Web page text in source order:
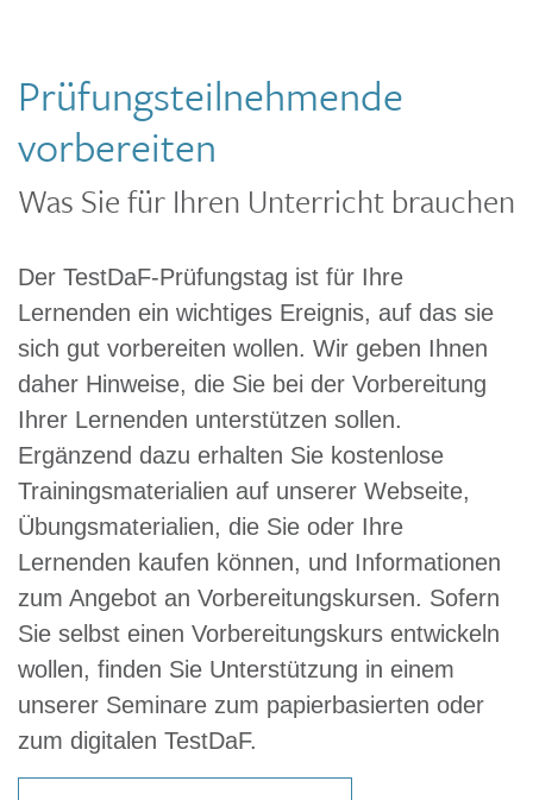
Prüfungsteilnehmende
vorbereiten
Was Sie für Ihren Unterricht brauchen
Der TestDaF-Prüfungstag ist für Ihre
Lernenden ein wichtiges Ereignis, auf das sie
sich gut vorbereiten wollen. Wir geben Ihnen
daher Hinweise, die Sie bei der Vorbereitung
Ihrer Lernenden unterstützen sollen.
Ergänzend dazu erhalten Sie kostenlose
Trainingsmaterialien auf unserer Webseite,
Übungsmaterialien, die Sie oder Ihre
Lernenden kaufen können, und Informationen
zum Angebot an Vorbereitungskursen. Sofern
Sie selbst einen Vorbereitungskurs entwickeln
wollen, finden Sie Unterstützung in einem
unserer Seminare zum papierbasierten oder
zum digitalen TestDaF.